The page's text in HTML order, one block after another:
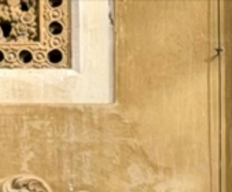
Vés
al
contingut